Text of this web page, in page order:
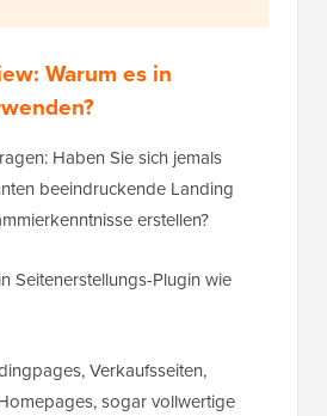
Warum es in
Haben Sie sich jemals
beeindruckende Landing
erstellen?
Seitenerstellungs-Plugin wie
Verkaufsseiten,
sogar vollwertige